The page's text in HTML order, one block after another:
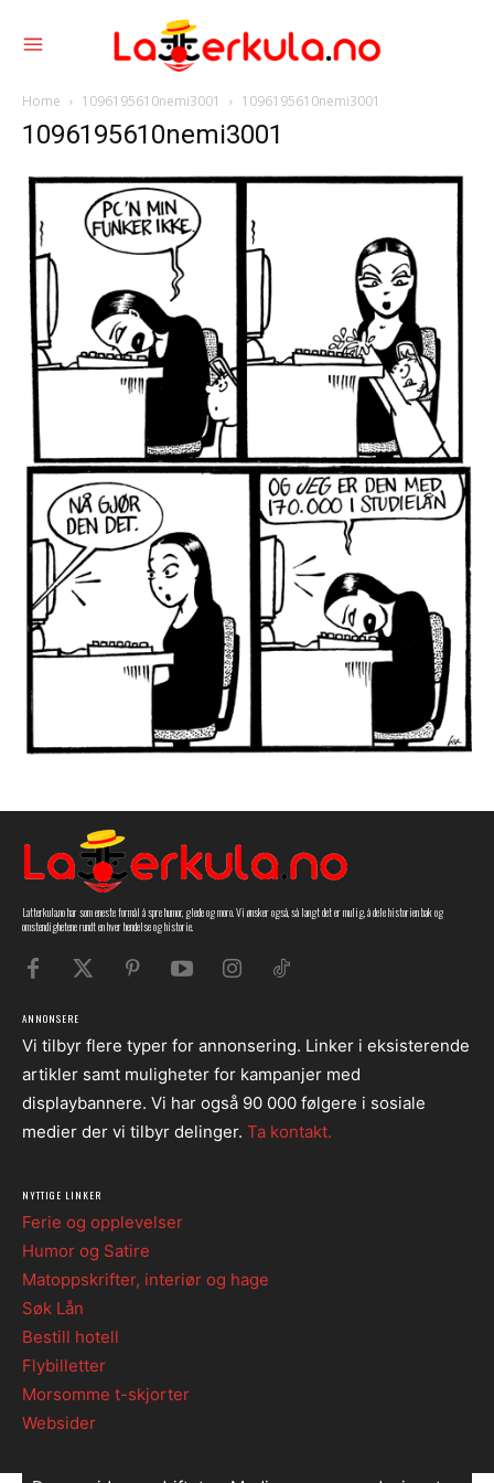
Home 1096195610nemi3001 1096195610nemi3001
1096195610nemi3001
Latterkula.no har som eneste formål å spre humor, glede og moro. Vi ønsker også, så langt det er mulig, å dele historien bak og
omstendighetene rundt en hver hendelse og historie.
ANNONSERE
Vi tilbyr flere typer for annonsering. Linker i eksisterende
artikler samt muligheter for kampanjer med
displaybannere. Vi har også 90 000 følgere i sosiale
medier der vi tilbyr delinger. Ta kontakt.
NYTTIGE LINKER
Ferie og opplevelser
Humor og Satire
Matoppskrifter, interiør og hage
Søk Lån
Bestill hotell
Flybilletter
Morsomme t-skjorter
Websider